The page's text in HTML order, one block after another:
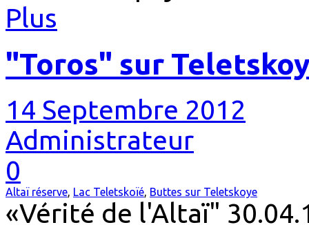
Plus
"Toros" sur
14 Septembre 2012
Administrateur
0
Altaï réserve Lac Teletskoïé Buttes sur Teletskoye
«Vérité de l'Altaï"